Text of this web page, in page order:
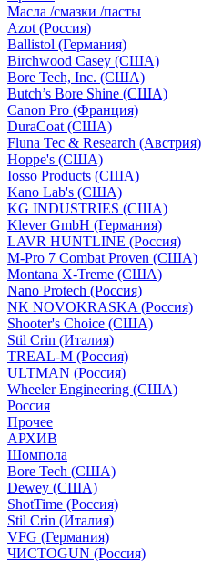
Масла /смазки /пасты
Azot (Россия)
Ballistol (Германия)
Birchwood Casey (США)
Bore Tech, Inc. (США)
Butch’s Bore Shine (СШA)
Canon Pro (Франция)
DuraCoat (США)
Fluna Tec & Research (Австрия)
Hoppe's (США)
Iosso Products (США)
Kano Lab's (США)
KG INDUSTRIES (США)
Klever GmbH (Германия)
LAVR HUNTLINE (Россия)
M-Pro 7 Combat Proven (СШA)
Montana X-Treme (США)
Nano Protech (Россия)
NK NOVOKRASKA (Россия)
Shooter's Choice (СШA)
Stil Crin (Италия)
TREAL-M (Россия)
ULTMAN (Россия)
Wheeler Engineering (СШA)
Россия
Прочее
АРХИВ
Шомпола
Bore Tech (США)
Dewey (США)
ShotTime (Россия)
Stil Crin (Италия)
VFG (Германия)
ЧИСТОGUN (Россия)